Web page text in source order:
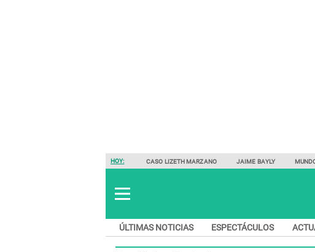
HOY: CASO LIZETH MARZANO JAIME BAYLY
ÚLTIMAS NOTICIAS ESPECTÁCULOS